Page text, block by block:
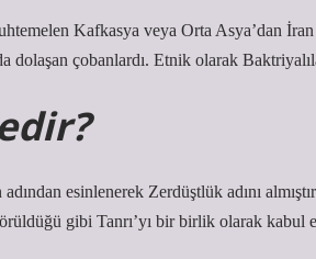
Kafkasya veya Orta Asya’dan
dolaşan çobanlardı. Etnik olarak
esinlenerek Zerdüştlük adını
gibi Tanrı’yı ​​bir birlik olarak kabul